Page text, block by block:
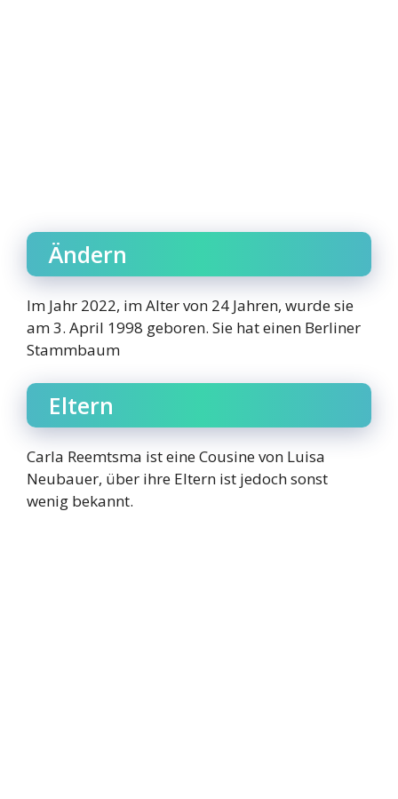
Ändern
Im Jahr 2022, im Alter von 24 Jahren, wurde sie
am 3. April 1998 geboren. Sie hat einen Berliner
Stammbaum
Eltern
Carla Reemtsma ist eine Cousine von Luisa
Neubauer, über ihre Eltern ist jedoch sonst
wenig bekannt.